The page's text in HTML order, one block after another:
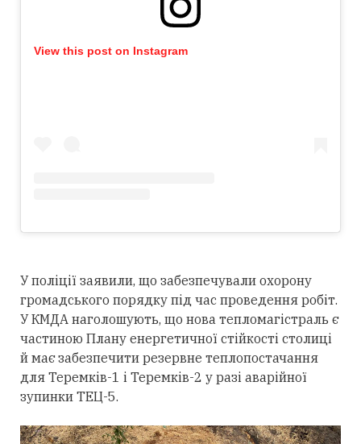
View this post on Instagram
У поліції заявили, що забезпечували охорону
громадського порядку під час проведення робіт.
У КМДА наголошують, що нова тепломагістраль є
частиною Плану енергетичної стійкості столиці
й має забезпечити резервне теплопостачання
для Теремків-1 і Теремків-2 у разі аварійної
зупинки ТЕЦ-5.